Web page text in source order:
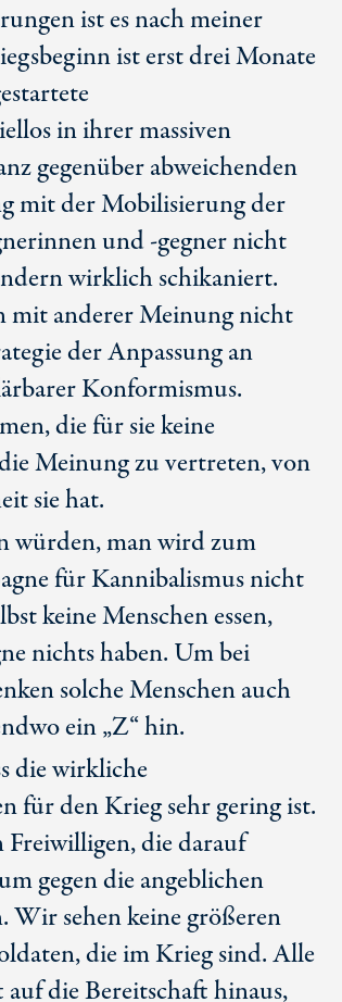
ist es nach meiner
ist erst drei Monate
in ihrer massiven
gegenüber abweichenden
mit der Mobilisierung der
und-gegnernicht
wirklich schikaniert.
mit anderer Meinung nicht
der Anpassung an
Konformismus.
die für sie keine
Meinung zu vertreten, von
sie hat.
würden, man wird zum
für Kannibalismus nicht
keine Menschen essen,
nichts haben. Um bei
solche Menschen auch
ein „Z“ hin.
die wirkliche
für den Krieg sehr gering ist.
Freiwilligen, die darauf
gegen die angeblichen
Wir sehen keine größeren
die im Krieg sind. Alle
die Bereitschaft hinaus,